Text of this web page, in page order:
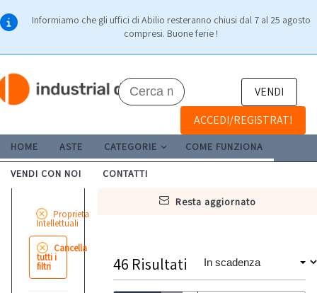
Informiamo che gli uffici di Abilio resteranno chiusi dal 7 al 25 agosto
compresi. Buone ferie !
VENDI
ACCEDI/REGISTRATI
HOME ASTE CATEGORIE COME FUNZIONA
VENDI CON NOI CONTATTI
resta aggiornato
Proprieta
Intellettuali
Cancella
tutti i
filtri 46 Risultati